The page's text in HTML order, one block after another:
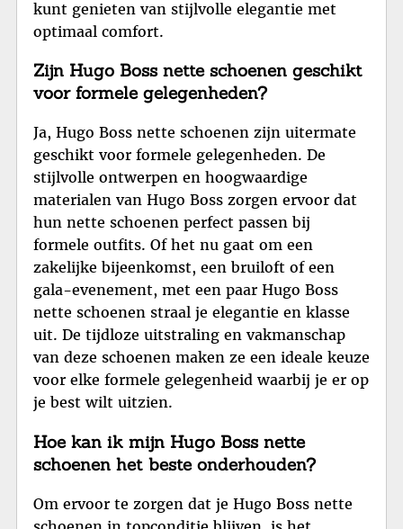
kunt genieten van stijlvolle elegantie met
optimaal comfort.
Zijn Hugo Boss nette schoenen geschikt
voor formele gelegenheden?
Ja, Hugo Boss nette schoenen zijn uitermate
geschikt voor formele gelegenheden. De
stijlvolle ontwerpen en hoogwaardige
materialen van Hugo Boss zorgen ervoor dat
hun nette schoenen perfect passen bij
formele outfits. Of het nu gaat om een
zakelijke bijeenkomst, een bruiloft of een
gala-evenement, met een paar Hugo Boss
nette schoenen straal je elegantie en klasse
uit. De tijdloze uitstraling en vakmanschap
van deze schoenen maken ze een ideale keuze
voor elke formele gelegenheid waarbij je er op
je best wilt uitzien.
Hoe kan ik mijn Hugo Boss nette
schoenen het beste onderhouden?
Om ervoor te zorgen dat je Hugo Boss nette